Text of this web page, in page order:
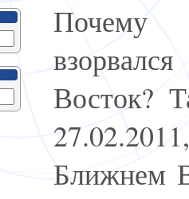
Восток?
Ближнем